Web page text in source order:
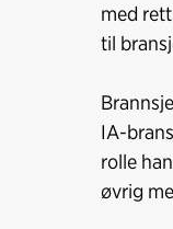
med
til
IA-
rolle
øvrig